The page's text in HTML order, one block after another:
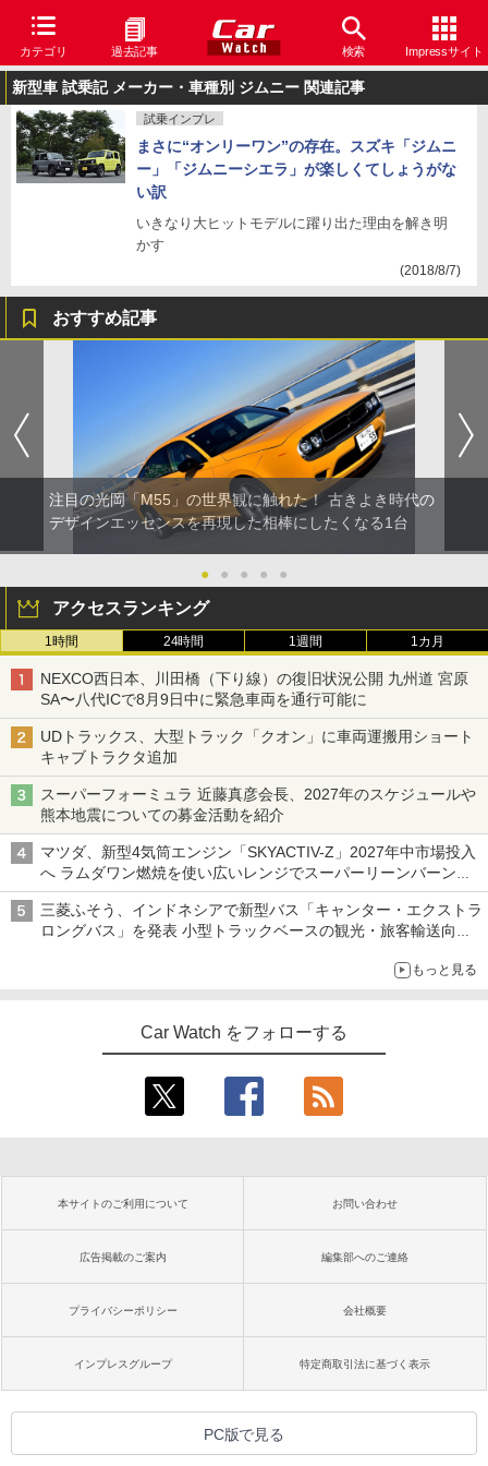
カテゴリ 過去記事 検索 Impressサイト
新型車 試乗記 メーカー・車種別 ジムニー 関連記事
試乗インプレ
まさに“オンリーワン”の存在。スズキ「ジムニ
ー」「ジムニーシエラ」が楽しくてしょうがな
い訳
いきなり大ヒットモデルに躍り出た理由を解き明
かす
(2018/8/7)
おすすめ記事
注目の光岡「M55」の世界観に触れた！ 古きよき時代の
デザインエッセンスを再現した相棒にしたくなる1台
● ● ● ● ●
アクセスランキング
1時間 24時間 1週間 1カ月
NEXCO西日本、川田橋（下り線）の復旧状況公開 九州道 宮原
SA〜八代ICで8月9日中に緊急車両を通行可能に
UDトラックス、大型トラック「クオン」に車両運搬用ショート
キャブトラクタ追加
スーパーフォーミュラ 近藤真彦会長、2027年のスケジュールや
熊本地震についての募金活動を紹介
マツダ、新型4気筒エンジン「SKYACTIV-Z」2027年中市場投入
へ ラムダワン燃焼を使い広いレンジでスーパーリーンバーン燃
焼を実現
三菱ふそう、インドネシアで新型バス「キャンター・エクストラ
ロングバス」を発表 小型トラックベースの観光・旅客輸送向け
もっと見る
Car Watch をフォローする
本サイトのご利用について お問い合わせ
広告掲載のご案内 編集部へのご連絡
プライバシーポリシー 会社概要
インプレスグループ 特定商取引法に基づく表示
PC版で見る